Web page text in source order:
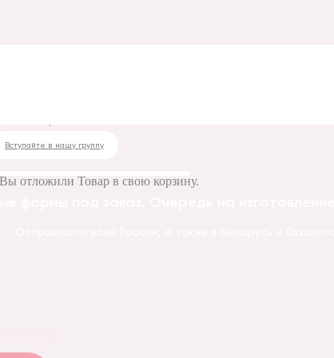
Вступайте в нашу группу
Вы отложилиТовар в свою корзину.